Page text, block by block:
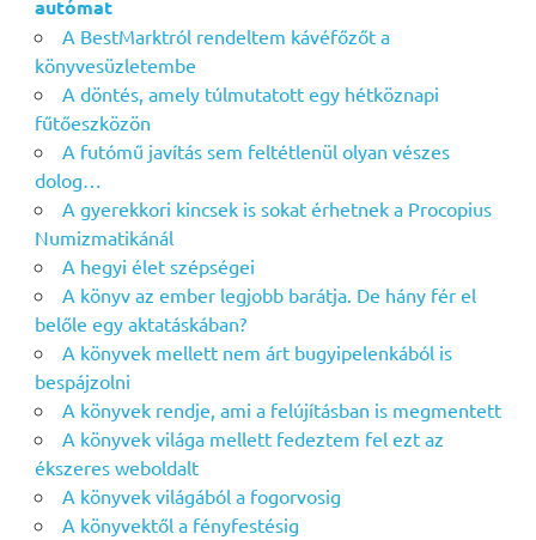
autómat
A BestMarktról rendeltem kávéfőzőt a
könyvesüzletembe
A döntés, amely túlmutatott egy hétköznapi
fűtőeszközön
A futómű javítás sem feltétlenül olyan vészes
dolog…
A gyerekkori kincsek is sokat érhetnek a Procopius
Numizmatikánál
A hegyi élet szépségei
A könyv az ember legjobb barátja. De hány fér el
belőle egy aktatáskában?
A könyvek mellett nem árt bugyipelenkából is
bespájzolni
A könyvek rendje, ami a felújításban is megmentett
A könyvek világa mellett fedeztem fel ezt az
ékszeres weboldalt
A könyvek világából a fogorvosig
A könyvektől a fényfestésig